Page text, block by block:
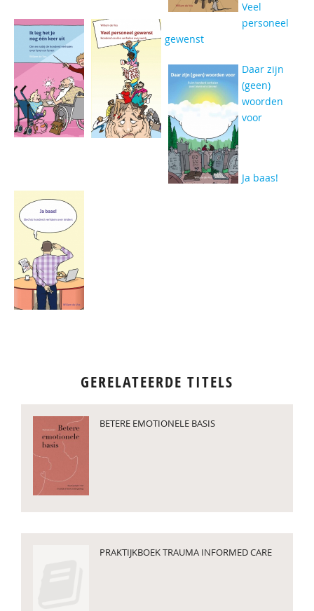
Veel
personeel
gewenst
Daar zijn
(geen)
woorden
voor
Ja baas!
GERELATEERDE TITELS
BETERE EMOTIONELE BASIS
PRAKTIJKBOEK TRAUMA INFORMED CARE